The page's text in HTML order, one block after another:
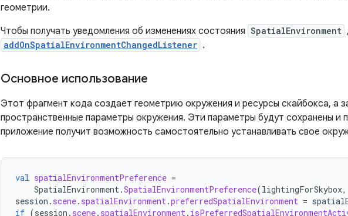
геометрии.
Чтобы получать уведомления об изменениях состояния SpatialEnvironment
addOnSpatialEnvironmentChangedListener .
Основное использование
Этот фрагмент кода создает геометрию окружения и ресурсы скайбокса, а
пространственные параметры окружения. Эти параметры будут сохранены и
приложение получит возможность самостоятельно устанавливать свое
val spatialEnvironmentPreference =
SpatialEnvironment.SpatialEnvironmentPreference(lightingForSkybox,
session . scene. spatialEnvironment.preferredSpatialEnvironment =
if (session . scene. spatialEnvironment.